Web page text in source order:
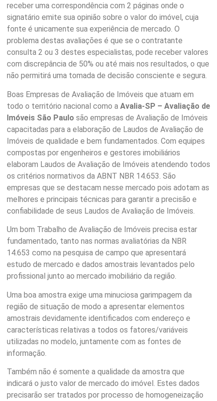
receber uma correspondência com 2 páginas onde o
signatário emite sua opinião sobre o valor do imóvel, cuja
fonte é unicamente sua experiência de mercado. O
problema destas avaliações é que se o contratante
consulta 2 ou 3 destes especialistas, pode receber valores
com discrepância de 50% ou até mais nos resultados, o que
não permitirá uma tomada de decisão consciente e segura.
Boas Empresas de Avaliação de Imóveis que atuam em
todo o território nacional como a Avalia-SP – Avaliação de
Imóveis São Paulo são empresas de Avaliação de Imóveis
capacitadas para a elaboração de Laudos de Avaliação de
Imóveis de qualidade e bem fundamentados. Com equipes
compostas por engenheiros e gestores imobiliários
elaboram Laudos de Avaliação de Imóveis atendendo todos
os critérios normativos da ABNT NBR 14.653. São
empresas que se destacam nesse mercado pois adotam as
melhores e principais técnicas para garantir a precisão e
confiabilidade de seus Laudos de Avaliação de Imóveis.
Um bom Trabalho de Avaliação de Imóveis precisa estar
fundamentado, tanto nas normas avaliatórias da NBR
14.653 como na pesquisa de campo que apresentará
estudo de mercado e dados amostrais levantados pelo
profissional junto ao mercado imobiliário da região.
Uma boa amostra exige uma minuciosa garimpagem da
região de situação de modo a apresentar elementos
amostrais devidamente identificados com endereço e
características relativas a todos os fatores/variáveis
utilizadas no modelo, juntamente com as fontes de
informação.
Também não é somente a qualidade da amostra que
indicará o justo valor de mercado do imóvel. Estes dados
precisarão ser tratados por processo de homogeneização